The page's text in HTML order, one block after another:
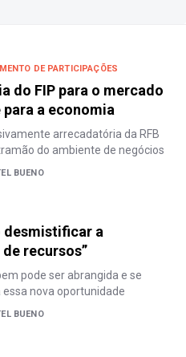
DE PARTICIPAÇÕES
do FIP para o mercado
a economia
arrecadatória da RFB
do ambiente de negócios
BUENO
desmistificar a
recursos”
pode ser abrangida e se
essa nova oportunidade
BUENO